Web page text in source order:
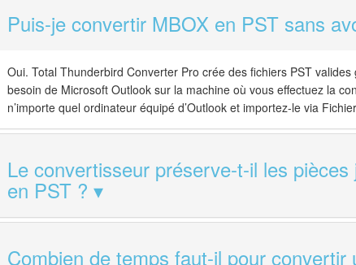
Puis-je convertir MBOX en PST sans
Oui. Total Thunderbird Converter Pro crée des fichiers PST
besoin de Microsoft Outlook sur la machine où vous effectuez la
n’importe quel ordinateur équipé d’Outlook et importez-le via
Le convertisseur préserve-t-il les
en PST ?
Combien de temps faut-il pour